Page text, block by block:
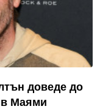
доведе до
в Маями